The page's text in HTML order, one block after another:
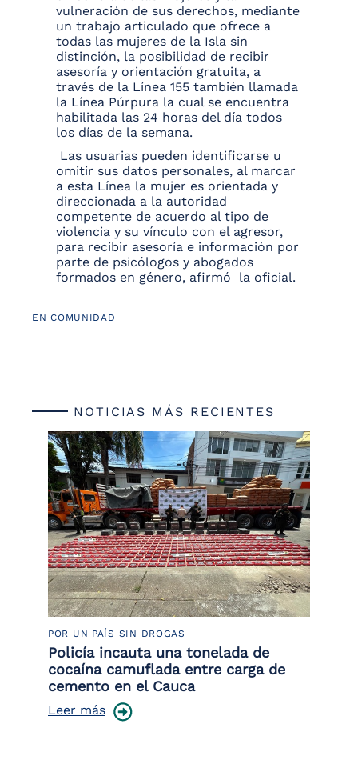
vulneración de sus derechos, mediante
un trabajo articulado que ofrece a
todas las mujeres de la Isla sin
distinción, la posibilidad de recibir
asesoría y orientación gratuita, a
través de la Línea 155 también llamada
la Línea Púrpura la cual se encuentra
habilitada las 24 horas del día todos
los días de la semana.
Las usuarias pueden identificarse u
omitir sus datos personales, al marcar
a esta Línea la mujer es orientada y
direccionada a la autoridad
competente de acuerdo al tipo de
violencia y su vínculo con el agresor,
para recibir asesoría e información por
parte de psicólogos y abogados
formados en género, afirmó la oficial.
EN COMUNIDAD
NOTICIAS MÁS RECIENTES
POR UN PAÍS SIN DROGAS
Policía incauta una tonelada de
cocaína camuflada entre carga de
cemento en el Cauca
Leer más